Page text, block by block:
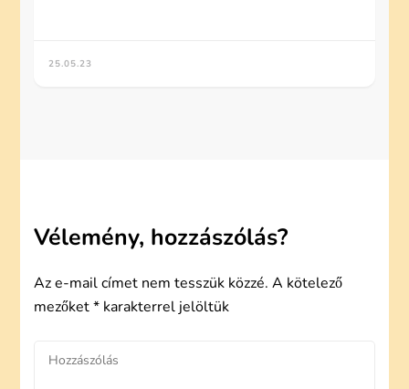
25.05.23
Vélemény, hozzászólás?
Az e-mail címet nem tesszük közzé. A kötelező
mezőket* karakterrel jelöltük